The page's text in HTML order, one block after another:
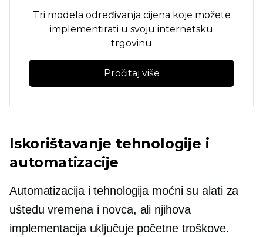
Tri modela određivanja cijena koje možete
implementirati u svoju internetsku
trgovinu
Pročitaj više
Iskorištavanje tehnologije i
automatizacije
Automatizacija i tehnologija moćni su alati za
uštedu vremena i novca, ali njihova
implementacija uključuje početne troškove.